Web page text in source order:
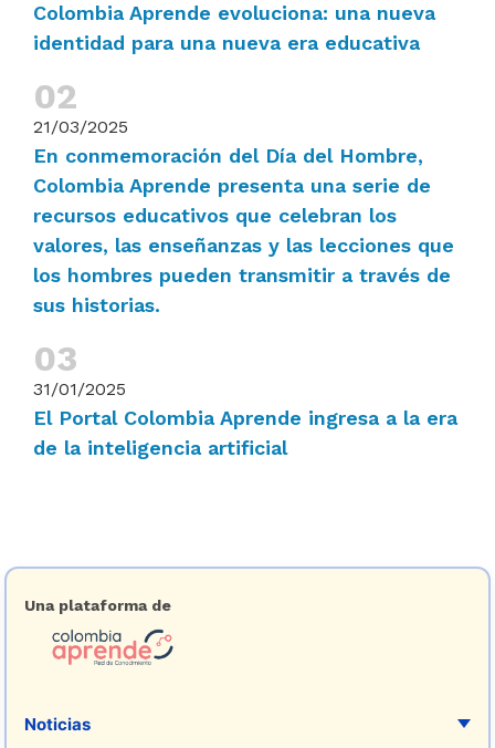
Colombia Aprende evoluciona: una nueva
identidad para una nueva era educativa
21/03/2025
En conmemoración del Día del Hombre,
Colombia Aprende presenta una serie de
recursos educativos que celebran los
valores, las enseñanzas y las lecciones que
los hombres pueden transmitir a través de
sus historias.
31/01/2025
El Portal Colombia Aprende ingresa a la era
de la inteligencia artificial
Una plataforma de
Noticias